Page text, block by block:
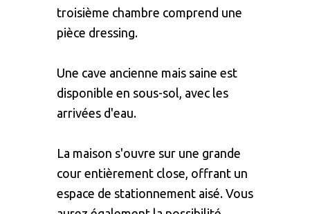
troisième chambre comprend une
pièce dressing.
Une cave ancienne mais saine est
disponible en sous-sol, avec les
arrivées d'eau.
La maison s'ouvre sur une grande
cour entièrement close, offrant un
espace de stationnement aisé. Vous